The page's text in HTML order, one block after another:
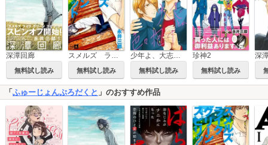
深潭回廊
無料試し読み
スメルズ ライク グリーン スピリット
無料試し読み
少年よ、大志とか色々抱け
無料試し読み
珍神2
無料試し読み
「 ふゅーじょんぷろだくと 」のおすすめ作品